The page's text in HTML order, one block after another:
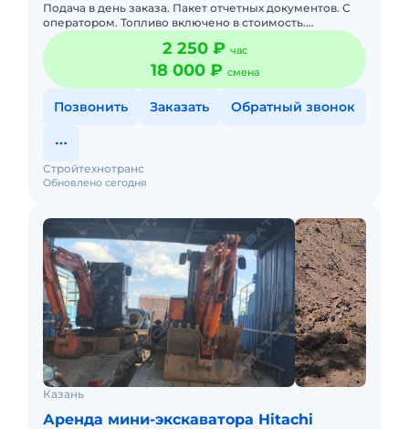
Подача в день заказа. Пакет отчетных документов. С
оператором. Топливо включено в стоимость.
Долгосрочная аренда. Краткосрочная аренда. Техника
с малой наработк
2 250 ₽ час
18 000 ₽ смена
Позвонить Заказать Обратный звонок
Обновлено сегодня
Стройтехнотранс
Казань
Аренда мини-экскаватора Hitachi